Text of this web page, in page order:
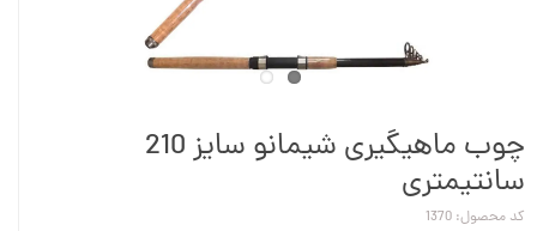
چوب ماهیگیری شیمانو سایز 210
سانتیمتری
کد محصول: 1370